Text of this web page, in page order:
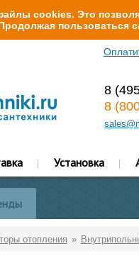
cookies. Это
пользоваться
8
8
Установка
отопления